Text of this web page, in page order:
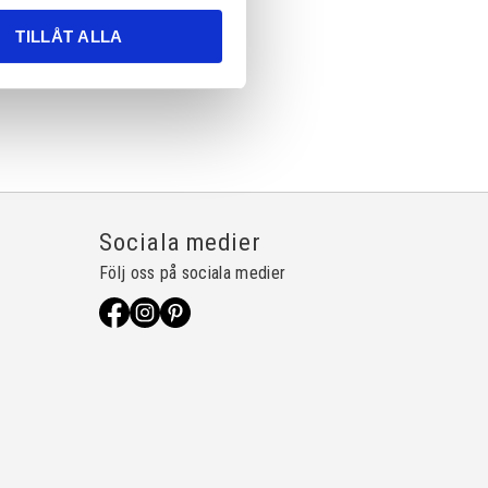
TILLÅT ALLA
Sociala medier
Följ oss på sociala medier